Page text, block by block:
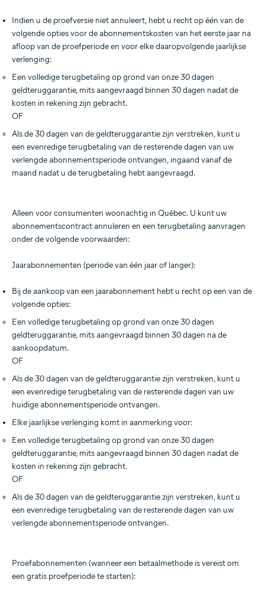
Indien u de proefversie niet annuleert, hebt u recht op één van de
volgende opties voor de abonnementskosten van het eerste jaar na
afloop van de proefperiode en voor elke daaropvolgende jaarlijkse
verlenging:
Een volledige terugbetaling op grond van onze 30 dagen
geldteruggarantie, mits aangevraagd binnen 30 dagen nadat de
kosten in rekening zijn gebracht.
OF
Als de 30 dagen van de geldteruggarantie zijn verstreken, kunt u
een evenredige terugbetaling van de resterende dagen van uw
verlengde abonnementsperiode ontvangen, ingaand vanaf de
maand nadat u de terugbetaling hebt aangevraagd.
Alleen voor consumenten woonachtig in Québec. U kunt uw
abonnementscontract annuleren en een terugbetaling aanvragen
onder de volgende voorwaarden:
Jaarabonnementen (periode van één jaar of langer):
Bij de aankoop van een jaarabonnement hebt u recht op een van de
volgende opties:
Een volledige terugbetaling op grond van onze 30 dagen
geldteruggarantie, mits aangevraagd binnen 30 dagen na de
aankoopdatum.
OF
Als de 30 dagen van de geldteruggarantie zijn verstreken, kunt u
een evenredige terugbetaling van de resterende dagen van uw
huidige abonnementsperiode ontvangen.
Elke jaarlijkse verlenging komt in aanmerking voor:
Een volledige terugbetaling op grond van onze 30 dagen
geldteruggarantie, mits aangevraagd binnen 30 dagen nadat de
kosten in rekening zijn gebracht.
OF
Als de 30 dagen van de geldteruggarantie zijn verstreken, kunt u
een evenredige terugbetaling van de resterende dagen van uw
verlengde abonnementsperiode ontvangen.
Proefabonnementen (wanneer een betaalmethode is vereist om
een gratis proefperiode te starten):